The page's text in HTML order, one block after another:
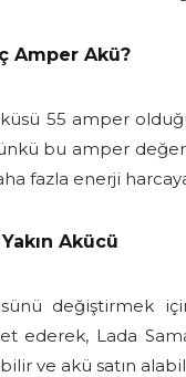
Amper Akü?
55 amper
bu amper
fazla enerji
Akücü
değiştirmek
ederek, Lada
ve akü satın